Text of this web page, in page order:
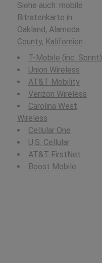
Siehe auch: mobile
Bitratenkarte in
Oakland, Alameda
County, Kalifornien .
T-Mobile (inc. Sprint)
Union Wireless
AT&T Mobility
Verizon Wireless
Carolina West
Wireless
Cellular One
U.S. Cellular
AT&T FirstNet
Boost Mobile